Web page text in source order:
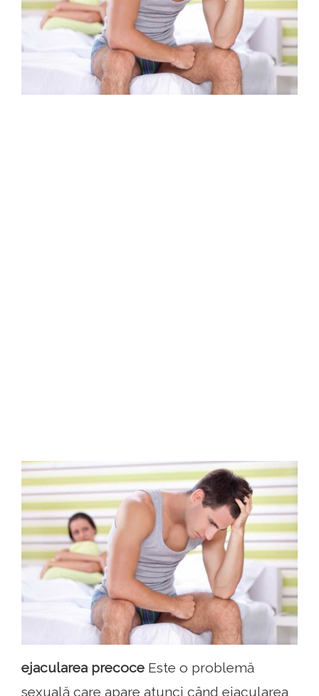
ejacularea precoce Este o problemă
sexuală care apare atunci când ejacularea